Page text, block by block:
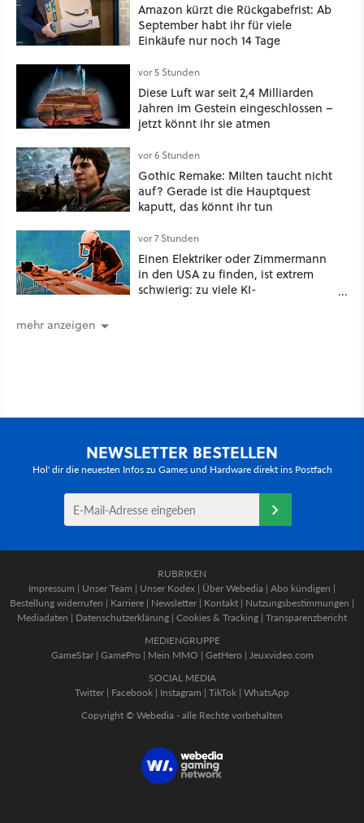
Amazon kürzt die Rückgabefrist: Ab
September habt ihr für viele
Einkäufe nur noch 14 Tage
vor 5 Stunden
Diese Luft war seit 2,4 Milliarden
Jahren im Gestein eingeschlossen –
jetzt könnt ihr sie atmen
vor 6 Stunden
Gothic Remake: Milten taucht nicht
auf? Gerade ist die Hauptquest
kaputt, das könnt ihr tun
vor 7 Stunden
Einen Elektriker oder Zimmermann
in den USA zu finden, ist extrem
schwierig: zu viele KI-
mehr anzeigen
NEWSLETTER BESTELLEN
Hol' dir die neuesten Infos zu Games und Hardware direkt ins Postfach
RUBRIKEN
Impressum | Unser Team | Unser Kodex | Über Webedia | Abo kündigen |
Bestellung widerrufen | Karriere | Newsletter | Kontakt | Nutzungsbestimmungen |
Mediadaten | Datenschutzerklärung | Cookies & Tracking | Transparenzbericht
MEDIENGRUPPE
GameStar| GamePro | Mein MMO | GetHero | Jeuxvideo.com
SOCIAL MEDIA
Twitter | Facebook | Instagram | TikTok | WhatsApp
Copyright © Webedia - alle Rechte vorbehalten